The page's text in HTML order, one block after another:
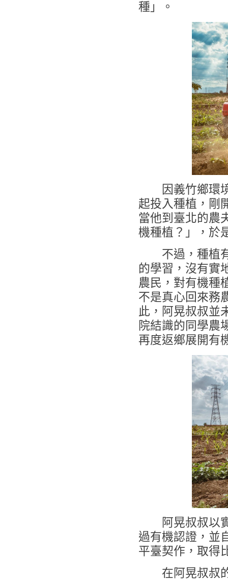
種」。
因義竹鄉環境
起投入種植，剛
當他到臺北的農
機種植？」，於
不過，種植有
的學習，沒有實
農民，對有機種
不是真心回來務
此，阿晃叔叔並
院結識的同學農
再度返鄉展開有
阿晃叔叔以實
過有機認證，並
平臺契作，取得
在阿晃叔叔的